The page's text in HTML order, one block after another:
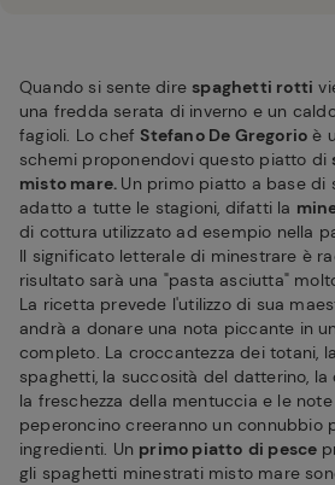
Quando si sente dire spaghetti rotti
una fredda serata di inverno e un
fagioli. Lo chefStefano De Gregorio è
schemi proponendovi questo piatto di
misto mare. Un primo piatto a base di
adatto a tutte le stagioni, difatti la
di cottura utilizzato ad esempio nella
Il significato letterale di minestrare è
risultato sarà una "pasta asciutta"
La ricetta prevede l'utilizzo di sua
andrà a donare una nota piccante in
completo. La croccantezza dei totani,
spaghetti, la succosità del datterino, la
la freschezza della mentuccia e le
peperoncino creeranno un connubbio
ingredienti. Un primo piatto di pesce
gli spaghetti minestrati misto mare